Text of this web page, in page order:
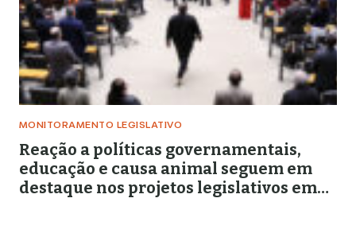
MONITORAMENTO LEGISLATIVO
Reação a políticas governamentais,
educação e causa animal seguem em
destaque nos projetos legislativos em